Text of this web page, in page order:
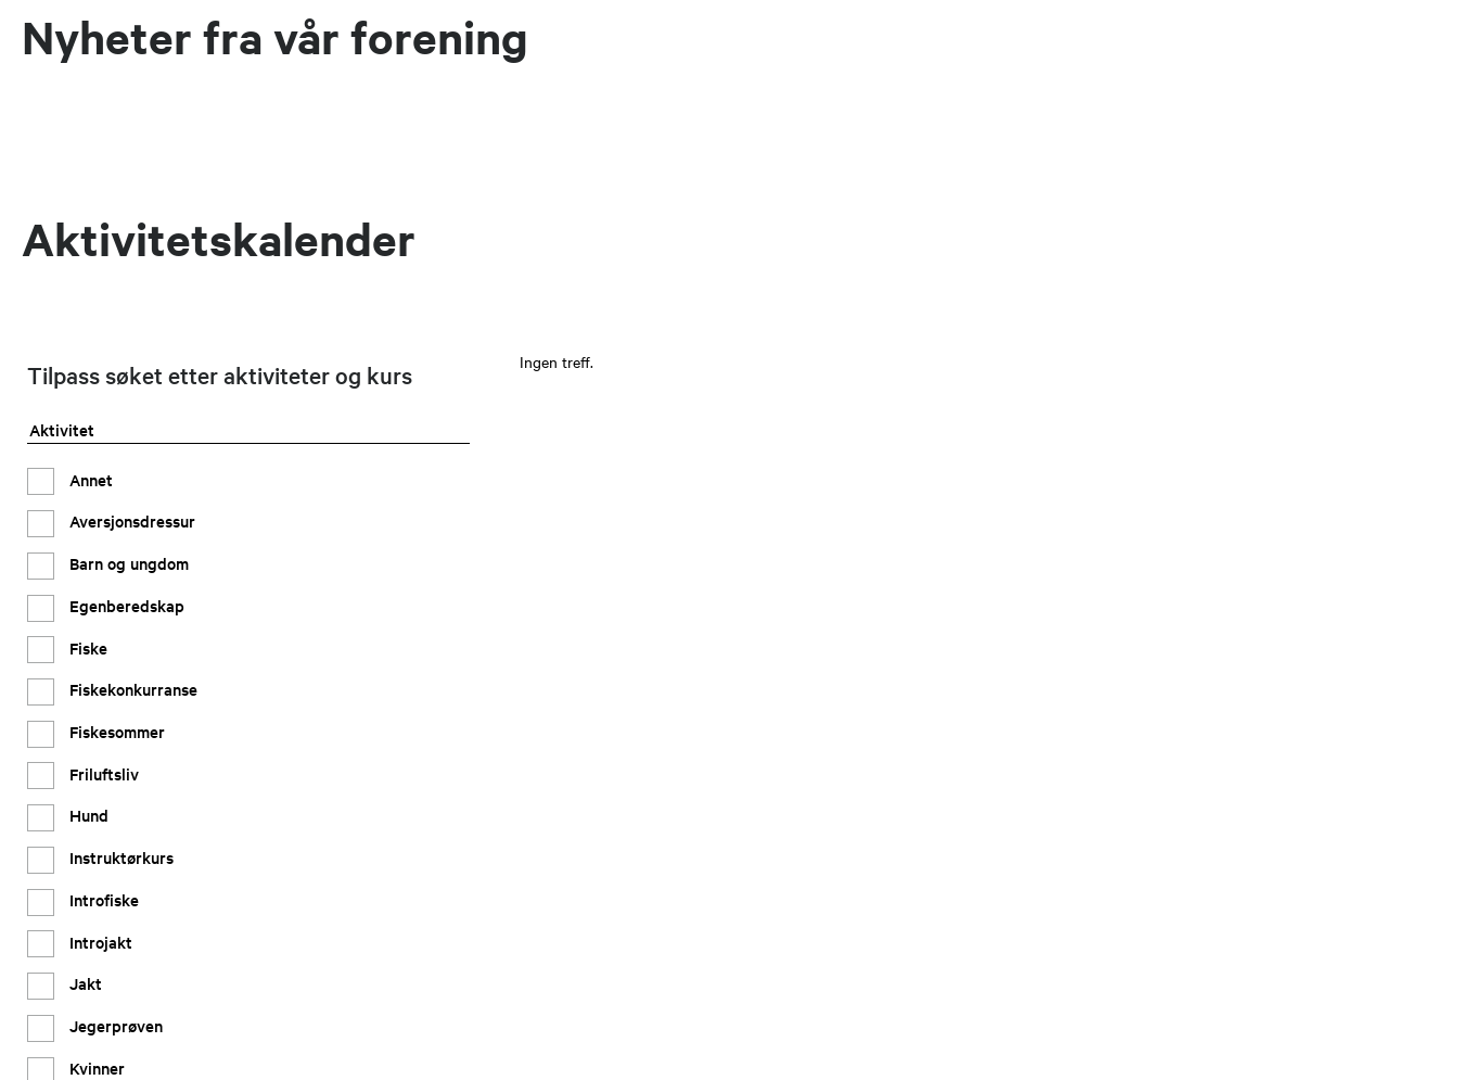
Nyheter fra vår forening
Aktivitetskalender
Tilpass søket etter aktiviteter og kurs
Aktivitet
Annet
Aversjonsdressur
Barn og ungdom
Egenberedskap
Fiske
Fiskekonkurranse
Fiskesommer
Friluftsliv
Hund
Instruktørkurs
Introfiske
Introjakt
Jakt
Jegerprøven
Kvinner
Ingen treff.